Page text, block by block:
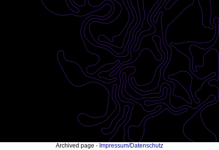
Archived page - Impressum/Datenschutz